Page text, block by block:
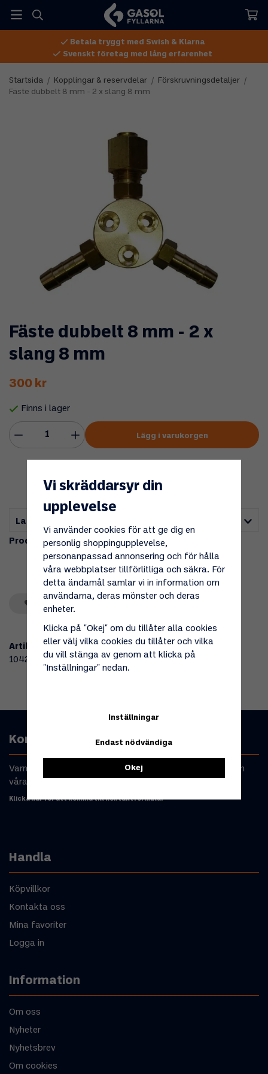
Betala tryggt med Swish & Klarna
Svenskt företag med lång erfarenhet
Startsida / Kopplingar & reservdelar / Förskruvningsdetaljer
/
Fäste dubbelt 8 mm - 2 x slang 8 mm
Fäste dubbelt 8 mm - 2 x
slang 8 mm
300 kr
Finns i lager
Lägg i varukorgen
Lagerstatus i butik
Produktbeskrivning:
Artikelnummer:
104277
Kontakta oss
Varmt välkommen att kontakta oss om du har frågor om
våra produkter eller din beställning.
Klicka här för att komma till kontaktformulär
Handla
Köpvillkor
Kontakta oss
Mina favoriter
Logga in
Information
Om oss
Nyheter
Nyhetsbrev
Om cookies
Vi skräddarsyr din
upplevelse
Vi använder cookies för att ge dig en
personlig shoppingupplevelse,
personanpassad annonsering och för hålla
våra webbplatser tillförlitliga och säkra. För
detta ändamål samlar vi in information om
användarna, deras mönster och deras
enheter.
Klicka på "Okej" om du tillåter alla cookies
eller välj vilka cookies du tillåter och vilka
du vill stänga av genom att klicka på
"Inställningar" nedan.
Inställningar
Endast nödvändiga
Okej